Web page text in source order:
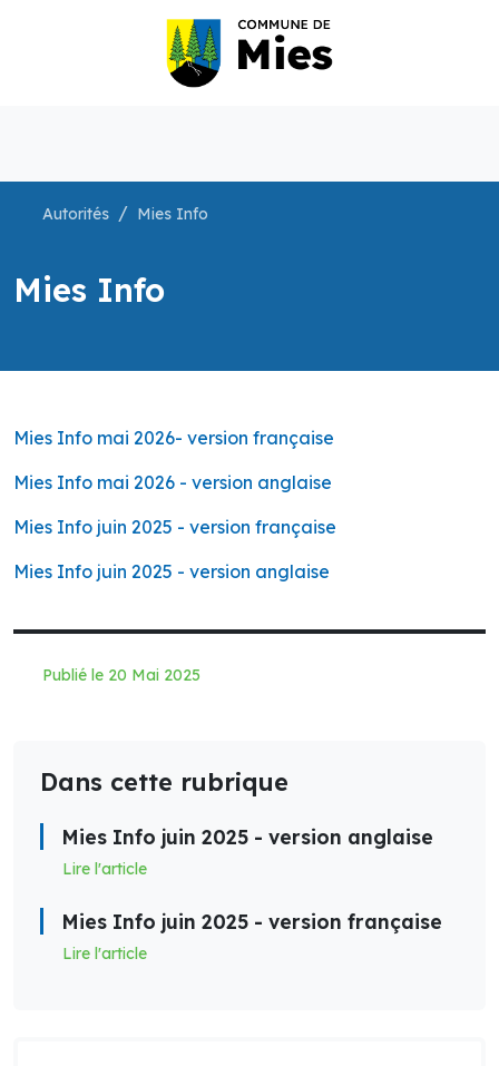
Autorités Mies Info
Mies Info
Mies Info mai 2026- version française
Mies Info mai 2026 - version anglaise
Mies Info juin 2025 - version française
Mies Info juin 2025 - version anglaise
Publié le 20 Mai 2025
Dans cette rubrique
Mies Info juin 2025 - version anglaise
Lire l'article
Mies Info juin 2025 - version française
Lire l'article